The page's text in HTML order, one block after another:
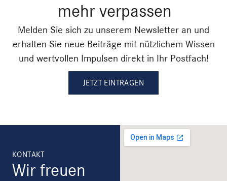
mehr verpassen
Melden Sie sich zu unserem Newsletter an und
erhalten Sie neue Beiträge mit nützlichem Wissen
und wertvollen Impulsen direkt in Ihr Postfach!
JETZT EINTRAGEN
KONTAKT
Wir freuen